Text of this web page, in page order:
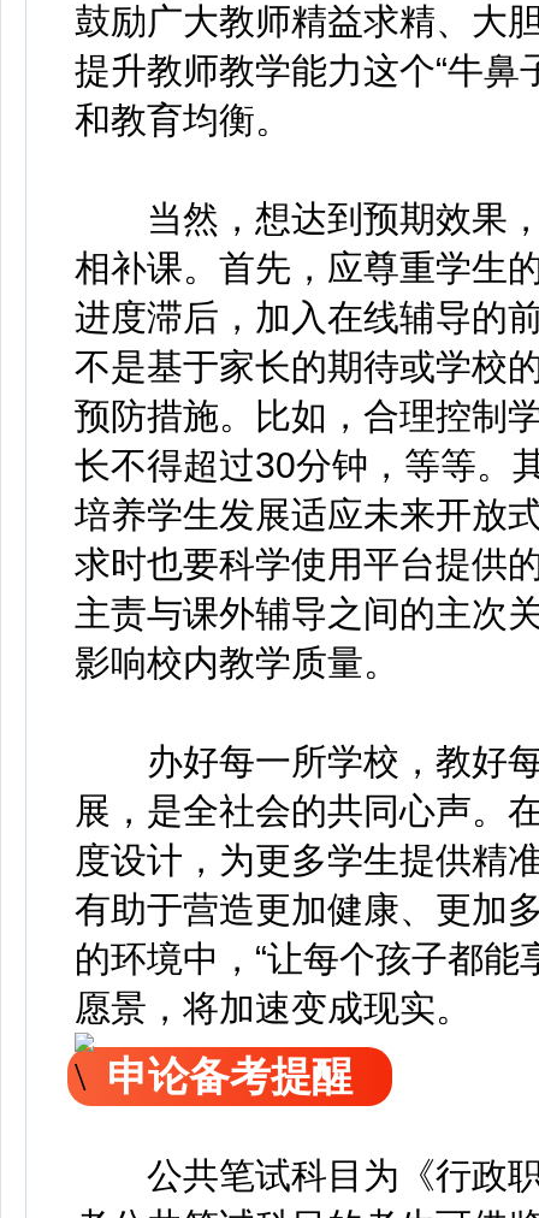
鼓励广大教师精益求精、大
提升教师教学能力这个“牛鼻
和教育均衡。
当然，想达到预期效果，
相补课。首先，应尊重学生
进度滞后，加入在线辅导的
不是基于家长的期待或学校
预防措施。比如，合理控制
长不得超过30分钟，等等。
培养学生发展适应未来开放
求时也要科学使用平台提供
主责与课外辅导之间的主次
影响校内教学质量。
办好每一所学校，教好每
展，是全社会的共同心声。
度设计，为更多学生提供精
有助于营造更加健康、更加
的环境中，“让每个孩子都
愿景，将加速变成现实。
申论备考提醒
公共笔试科目为《行政